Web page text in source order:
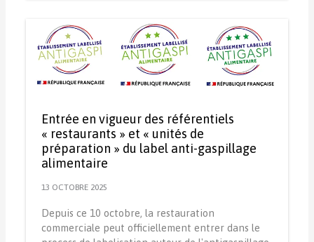
Entrée en vigueur des référentiels
« restaurants » et « unités de
préparation » du label anti-gaspillage
alimentaire
13 OCTOBRE 2025
Depuis ce 10 octobre, la restauration
commerciale peut officiellement entrer dans le